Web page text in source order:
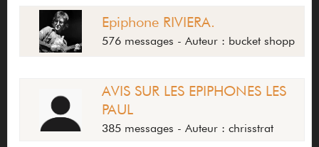
Epiphone RIVIERA.
576 messages - Auteur : bucket shopp
AVIS SUR LES EPIPHONES LES
PAUL
385 messages - Auteur : chrisstrat